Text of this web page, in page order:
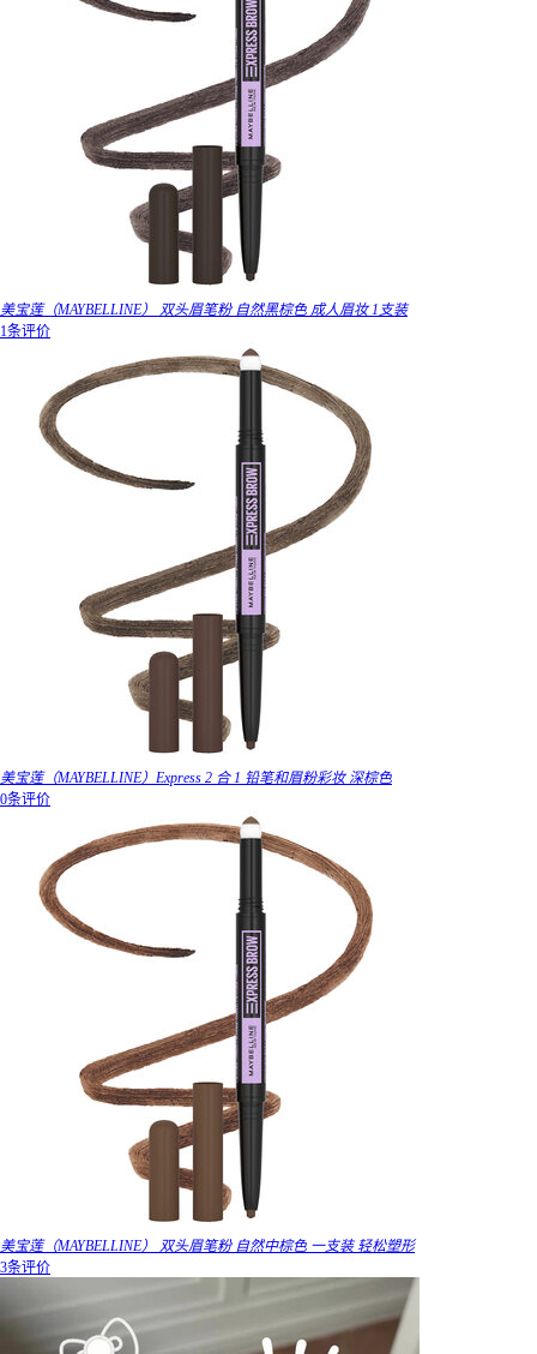
美宝莲（MAYBELLINE） 双头眉笔粉 自然黑棕色 成人眉妆 1支装
1条评价
美宝莲（MAYBELLINE）Express 2 合 1 铅笔和眉粉彩妆 深棕色
0条评价
美宝莲（MAYBELLINE） 双头眉笔粉 自然中棕色 一支装 轻松塑形
3条评价